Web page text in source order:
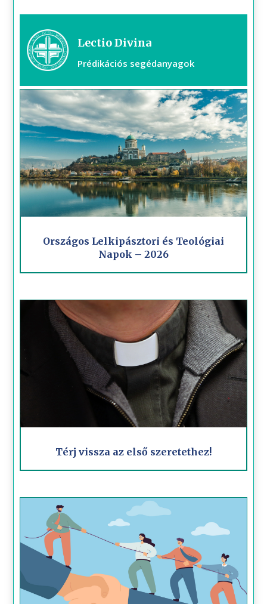
Lectio Divina
Prédikációs segédanyagok
Országos Lelkipásztori és Teológiai
Napok – 2026
Térj vissza az első szeretethez!